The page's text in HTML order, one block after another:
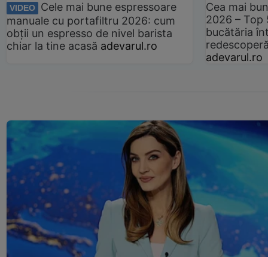
VIDEO
Cele mai bune espressoare
manuale cu portafiltru 2026: cum
obții un espresso de nivel barista
chiar la tine acasă adevarul.ro
Cea mai
2026 –
bucătăria
adevarul.ro